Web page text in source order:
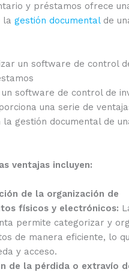
y préstamos ofrece
lagestión documentalde
un software de control
un software de control de
una serie de
la gestión documental de
ventajas incluyen:
de la organización de
físicos y electrónicos:
permite categorizar y
de manera eficiente, lo
y acceso.
de la pérdida o extravío